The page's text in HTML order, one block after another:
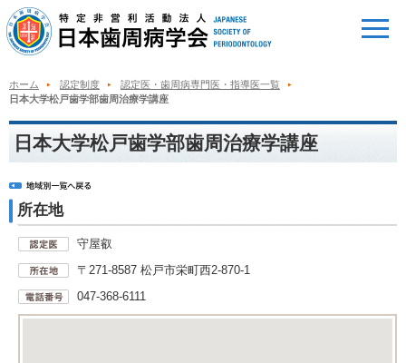
ホーム 認定制度
認定医・歯周病専門医・指導医一覧
日本大学松戸歯学部歯周治療学講座
日本大学松戸歯学部歯周治療学講座
所在地
守屋叡
〒271-8587 松戸市栄町西2-870-1
047-368-6111